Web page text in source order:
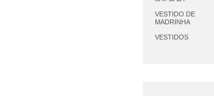
VESTIDO DE
MADRINHA
VESTIDOS